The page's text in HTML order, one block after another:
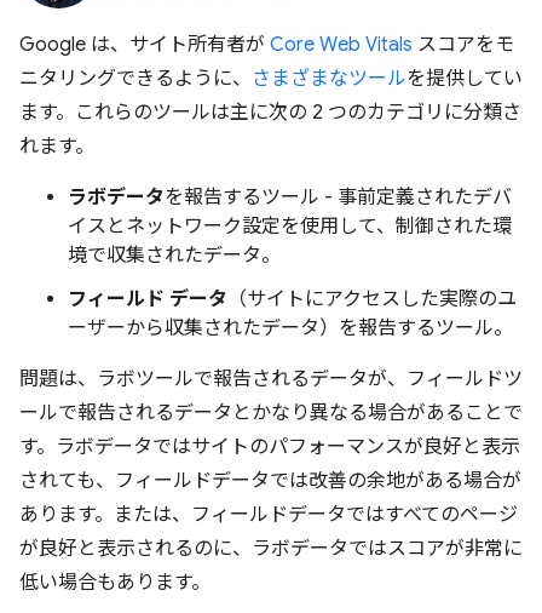
Google は、サイト所有者が Core Web Vitals スコアをモ
ニタリングできるように、 さまざまなツールを提供してい
ます。これらのツールは主に次の 2 つのカテゴリに分類さ
れます。
ラボデータを報告するツール - 事前定義されたデバ
イスとネットワーク設定を使用して、制御された環
境で収集されたデータ。
フィールド データ （サイトにアクセスした実際のユ
ーザーから収集されたデータ）を報告するツール。
問題は、ラボツールで報告されるデータが、フィールドツ
ールで報告されるデータとかなり異なる場合があることで
す。ラボデータではサイトのパフォーマンスが良好と表示
されても、フィールドデータでは改善の余地がある場合が
あります。または、フィールドデータではすべてのページ
が良好と表示されるのに、ラボデータではスコアが非常に
低い場合もあります。